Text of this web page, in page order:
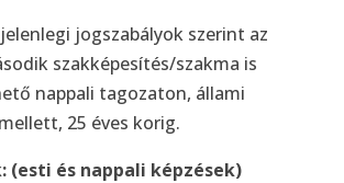
jogszabályok szerint az
szakképesítés/szakma is
nappali tagozaton, állami
25 éves korig.
(esti és nappali képzések)